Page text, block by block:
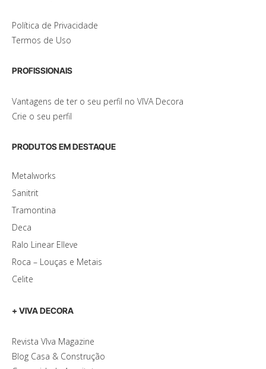
Política de Privacidade
Termos de Uso
PROFISSIONAIS
Vantagens de ter o seu perfil no VIVA Decora
Crie o seu perfil
PRODUTOS EM DESTAQUE
Metalworks
Sanitrit
Tramontina
Deca
Ralo Linear Elleve
Roca – Louças e Metais
Celite
+ VIVA DECORA
Revista VIva Magazine
Blog Casa & Construção